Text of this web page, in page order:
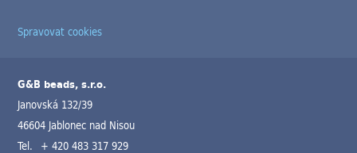
Spravovat cookies
G&B beads, s.r.o.
Janovská 132/39
46604 Jablonec nad Nisou
Tel. + 420 483 317 929